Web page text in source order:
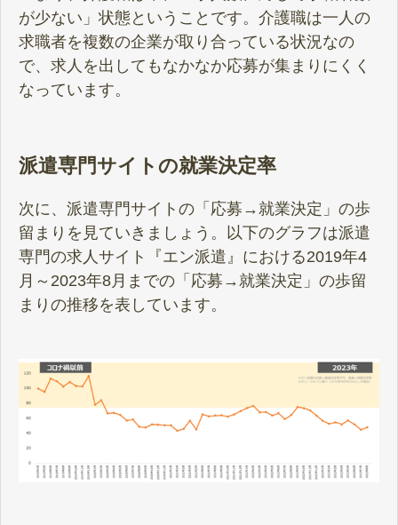
が少ない」状態ということです。介護職は一人の
求職者を複数の企業が取り合っている状況なの
で、求人を出してもなかなか応募が集まりにくく
なっています。
派遣専門サイトの就業決定率
次に、派遣専門サイトの「応募→就業決定」の歩
留まりを見ていきましょう。以下のグラフは派遣
専門の求人サイト『エン派遣』における2019年4
月～2023年8月までの「応募→就業決定」の歩留
まりの推移を表しています。